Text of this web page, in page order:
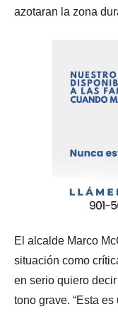
azotaran la zona
El alcalde Marco
situación como
en serio quiero
tono grave. “Esta